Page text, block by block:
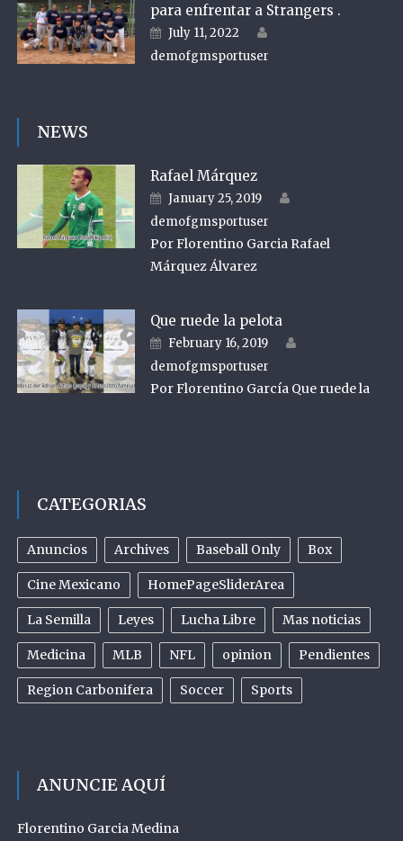
para enfrentar a Strangers .
Posted on
July 11, 2022
demofgmsportuser
NEWS
Rafael Márquez
Posted on
January 25, 2019
demofgmsportuser
Por Florentino Garcia Rafael
Márquez Álvarez
Que ruede la pelota
Posted on
February 16, 2019
demofgmsportuser
Por Florentino García Que ruede la
CATEGORIAS
Anuncios Archives Baseball Only Box
Cine Mexicano HomePageSliderArea
La Semilla Leyes Lucha Libre Mas noticias
Medicina MLB NFL opinion Pendientes
Region Carbonifera Soccer Sports
ANUNCIE AQUÍ
Florentino Garcia Medina